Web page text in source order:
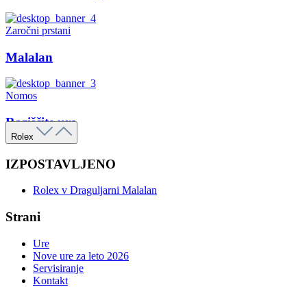
Zaročni prstani
Malalan
Nomos
Raziščite ure
Rolex
IZPOSTAVLJENO
Rolex v Draguljarni Malalan
Strani
Ure
Nove ure za leto 2026
Servisiranje
Kontakt